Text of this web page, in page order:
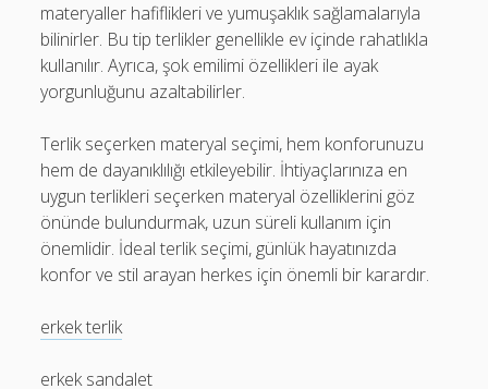
materyaller hafiflikleri ve yumuşaklık sağlamalarıyla
bilinirler. Bu tip terlikler genellikle ev içinde rahatlıkla
kullanılır. Ayrıca, şok emilimi özellikleri ile ayak
yorgunluğunu azaltabilirler.
Terlik seçerken materyal seçimi, hem konforunuzu
hem de dayanıklılığı etkileyebilir. İhtiyaçlarınıza en
uygun terlikleri seçerken materyal özelliklerini göz
önünde bulundurmak, uzun süreli kullanım için
önemlidir. İdeal terlik seçimi, günlük hayatınızda
konfor ve stil arayan herkes için önemli bir karardır.
erkek terlik
erkek sandalet